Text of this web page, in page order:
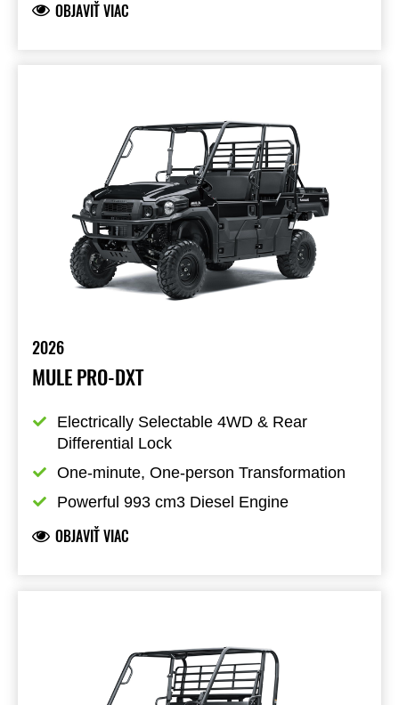
OBJAVIŤ VIAC
2026
MULE PRO-DXT
Electrically Selectable 4WD & Rear
Differential Lock
One-minute, One-person Transformation
Powerful 993 cm3 Diesel Engine
OBJAVIŤ VIAC